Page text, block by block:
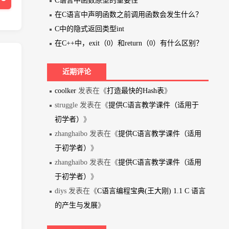
在C语言中声明函数之前调用函数会发生什么？
C中的隐式返回类型int
在C++中，exit（0）和return（0）有什么区别？
近期评论
coolker发表在《打造最快的Hash表》
struggle 发表在《提供C语言教学课件（适用于
初学者） 》
zhanghaibo 发表在《提供C语言教学课件（适用
于初学者） 》
zhanghaibo 发表在《提供C语言教学课件（适用
于初学者） 》
diys 发表在《C语言编程宝典(王大刚) 1.1 C 语言
的产生与发展》